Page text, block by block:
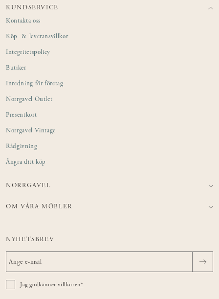
KUNDSERVICE
Kontakta oss
Köp- & leveransvillkor
Integritetspolicy
Butiker
Inredning för företag
Norrgavel Outlet
Presentkort
Norrgavel Vintage
Rådgivning
Ångra ditt köp
NORRGAVEL
OM VÅRA MÖBLER
NYHETSBREV
Jag godkännervillkoren*